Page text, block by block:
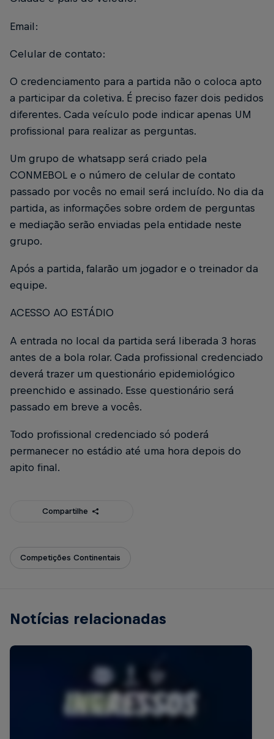
Email:
Celular de contato:
O credenciamento para a partida não o coloca apto
a participar da coletiva. É preciso fazer dois pedidos
diferentes. Cada veículo pode indicar apenas UM
profissional para realizar as perguntas.
Um grupo de whatsapp será criado pela
CONMEBOL e o número de celular de contato
passado por vocês no email será incluído. No dia da
partida, as informações sobre ordem de perguntas
e mediação serão enviadas pela entidade neste
grupo.
Após a partida, falarão um jogador e o treinador da
equipe.
ACESSO AO ESTÁDIO
A entrada no local da partida será liberada 3 horas
antes de a bola rolar. Cada profissional credenciado
deverá trazer um questionário epidemiológico
preenchido e assinado. Esse questionário será
passado em breve a vocês.
Todo profissional credenciado só poderá
permanecer no estádio até uma hora depois do
apito final.
Compartilhe
Competições Continentais
Notícias relacionadas